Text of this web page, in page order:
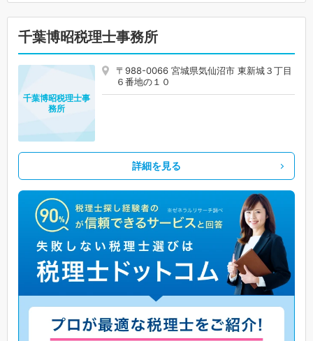
千葉博昭税理士事務所
〒988-0066 宮城県気仙沼市 東新城３丁目
６番地の１０
千葉博昭税理士事
務所
詳細を見る